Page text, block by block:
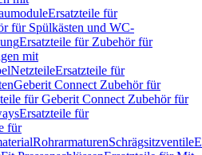
Ersatzteile für
für Spülkästen und WC-
Ersatzteile für Zubehör für
mit
NetzteileErsatzteile für
Geberit Connect Zubehör für
für Geberit Connect Zubehör für
Ersatzteile für
für
RohrarmaturenSchrägsitzventile